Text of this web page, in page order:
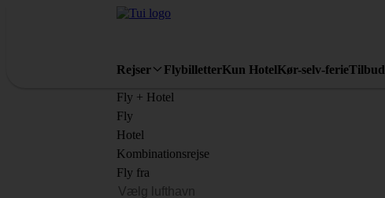
Rejser FlybilletterKun HotelKør-selv-ferieTilbud
Fly + Hotel
Fly
Hotel
Kombinationsrejse
Fly fra